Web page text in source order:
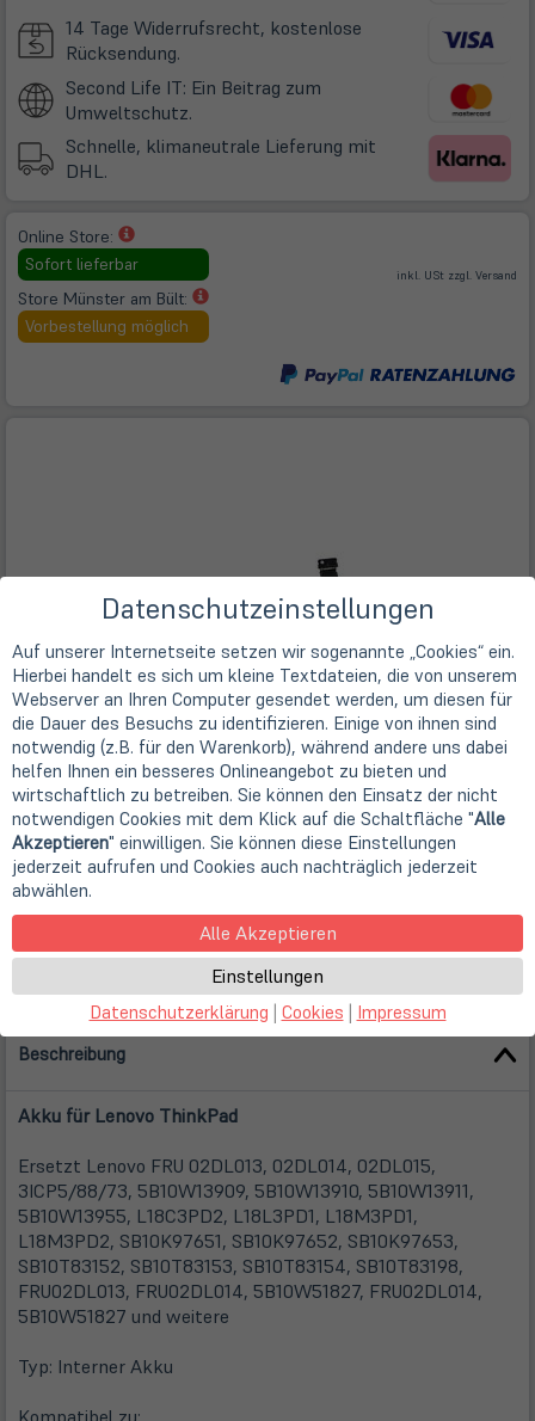
14 Tage Widerrufsrecht, kostenlose
Rücksendung.
Second Life IT: Ein Beitrag zum
Umweltschutz.
Schnelle, klimaneutrale Lieferung mit
DHL.
Online Store:
(öffnet
in
neuem
Tab)
Sofort lieferbar
Store Münster am Bült:
(öffnet
in
neuem
Vorbestellung möglich
inkl. USt zzgl. Versand
Beschreibung
Akku für Lenovo ThinkPad
Ersetzt Lenovo FRU 02DL013, 02DL014, 02DL015,
3ICP5/88/73, 5B10W13909, 5B10W13910, 5B10W13911,
5B10W13955, L18C3PD2, L18L3PD1, L18M3PD1,
L18M3PD2, SB10K97651, SB10K97652, SB10K97653,
SB10T83152, SB10T83153, SB10T83154, SB10T83198,
FRU02DL013, FRU02DL014, 5B10W51827, FRU02DL014,
5B10W51827 und weitere
Typ: Interner Akku
Datenschutzeinstellungen
Auf unserer Internetseite setzen wir sogenannte „Cookies“ ein.
Hierbei handelt es sich um kleine Textdateien, die von unserem
Webserver an Ihren Computer gesendet werden, um diesen für
die Dauer des Besuchs zu identifizieren. Einige von ihnen sind
notwendig (z.B. für den Warenkorb), während andere uns dabei
helfen Ihnen ein besseres Onlineangebot zu bieten und
wirtschaftlich zu betreiben. Sie können den Einsatz der nicht
notwendigen Cookies mit dem Klick auf die Schaltfläche "Alle
Akzeptieren" einwilligen. Sie können diese Einstellungen
jederzeit aufrufen und Cookies auch nachträglich jederzeit
abwählen.
Alle Akzeptieren
Einstellungen
Datenschutzerklärung | Cookies | Impressum